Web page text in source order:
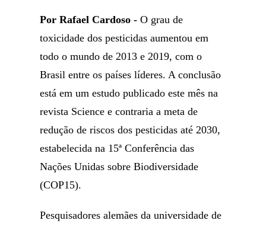
Por Rafael Cardoso - O grau de
toxicidade dos pesticidas aumentou em
todo o mundo de 2013 e 2019, com o
Brasil entre os países líderes. A conclusão
está em um estudo publicado este mês na
revista Science e contraria a meta de
redução de riscos dos pesticidas até 2030,
estabelecida na 15ª Conferência das
Nações Unidas sobre Biodiversidade
(COP15).
Pesquisadores alemães da universidade de